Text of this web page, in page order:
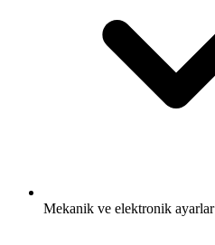
Mekanik ve elektronik ayarlar